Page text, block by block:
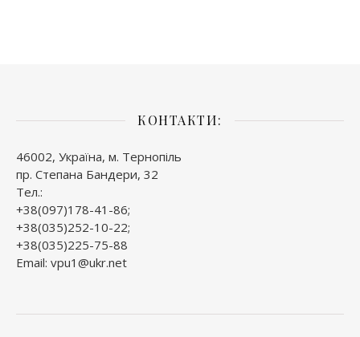
КОНТАКТИ:
46002, Україна, м. Тернопіль
пр. Степана Бандери, 32
Тел.:
+38(097)178-41-86;
+38(035)252-10-22;
+38(035)225-75-88
Email: vpu1@ukr.net